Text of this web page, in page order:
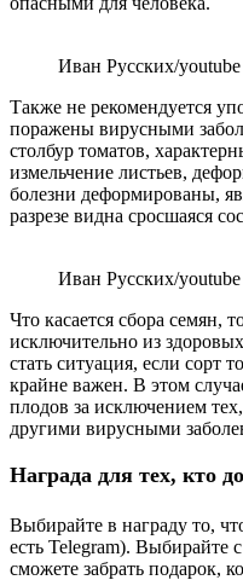
Иван Русских/youtube
Также не рекомендуется
поражены вирусными
столбур томатов,
измельчение листьев,
болезни деформированы,
разрезе видна сросшаяся
Иван Русских/youtube
Что касается сбора семян,
исключительно из
стать ситуация, если сорт
крайне важен. В этом
плодов за исключением
другими вирусными
Награда для тех, кто
Выбирайте в награду то,
есть Telegram).
сможете забрать подарок,